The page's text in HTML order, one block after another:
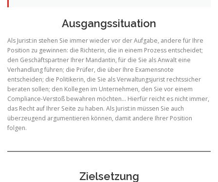
Ausgangssituation
Als Jurist:in stehen Sie immer wieder vor der Aufgabe, andere für Ihre
Position zu gewinnen: die Richterin, die in einem Prozess entscheidet;
den Geschäftspartner Ihrer Mandantin, für die Sie als Anwalt eine
Verhandlung führen; die Prüfer, die über Ihre Examensnote
entscheiden; die Politikerin, die Sie als Verwaltungsjurist rechtssicher
beraten sollen; den Kollegen im Unternehmen, den Sie vor einem
Compliance-Verstoß bewahren möchten… Hierfür reicht es nicht immer,
das Recht auf Ihrer Seite zu haben. Als Jurist:in müssen Sie auch
überzeugend argumentieren können, damit andere Ihrer Position
folgen.
Zielsetzung